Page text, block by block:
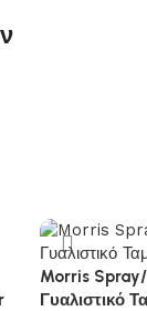
Morris
Γυαλιστικό